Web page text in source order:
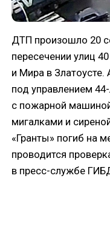
ДТП произошло 20
пересечении улиц
и Мира в Златоусте.
под управлением
с пожарной
мигалками и
«Гранты» погиб на
проводится
в пресс-службе